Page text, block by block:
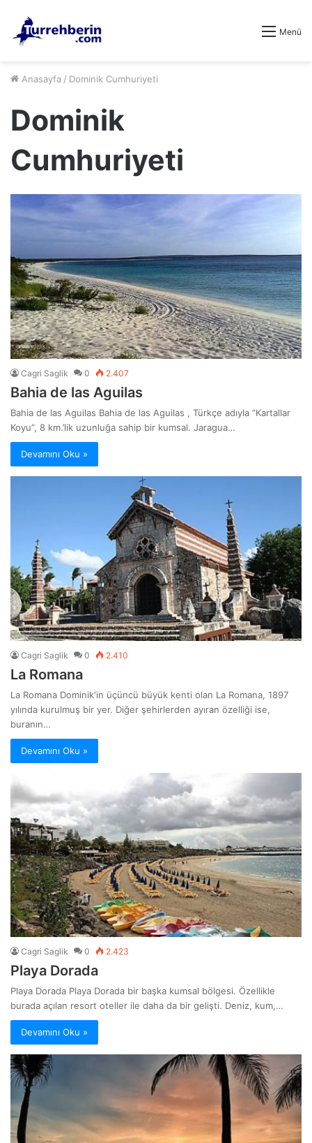
Menü
Anasayfa / Dominik Cumhuriyeti
Dominik
Cumhuriyeti
Cagri Saglik 0 2.407
Bahia de las Aguilas
Bahia de las Aguilas Bahia de las Aguilas , Türkçe adıyla “Kartallar
Koyu”, 8 km.’lik uzunluğa sahip bir kumsal. Jaragua…
Devamını Oku »
Cagri Saglik 0 2.410
La Romana
La Romana Dominik‘in üçüncü büyük kenti olan La Romana, 1897
yılında kurulmuş bir yer. Diğer şehirlerden ayıran özelliği ise,
buranın…
Devamını Oku »
Cagri Saglik 0 2.423
Playa Dorada
Playa Dorada Playa Dorada bir başka kumsal bölgesi. Özellikle
burada açılan resort oteller ile daha da bir gelişti. Deniz, kum,…
Devamını Oku »